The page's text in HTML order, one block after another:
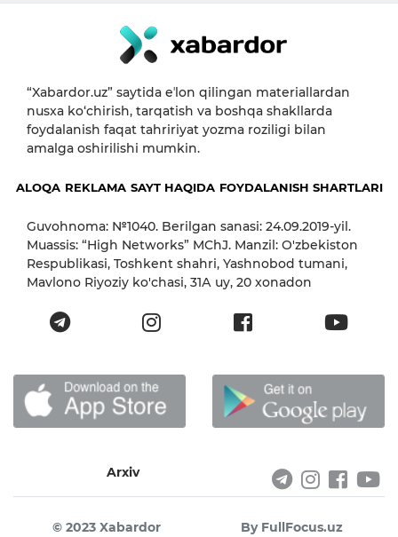
“Xabardor.uz” saytida eʼlon qilingan materiallardan
nusxa ko‘chirish, tarqatish va boshqa shakllarda
foydalanish faqat tahririyat yozma roziligi bilan
amalga oshirilishi mumkin.
ALOQA REKLAMA SAYT HAQIDA FOYDALANISH SHARTLARI
Guvohnoma: №1040. Berilgan sanasi: 24.09.2019-yil.
Muassis: “High Networks” MChJ. Manzil: O'zbekiston
Respublikasi, Toshkent shahri, Yashnobod tumani,
Mavlono Riyoziy ko'chasi, 31А uy, 20 xonadon
Arxiv
© 2023 Xabardor By FullFocus.uz